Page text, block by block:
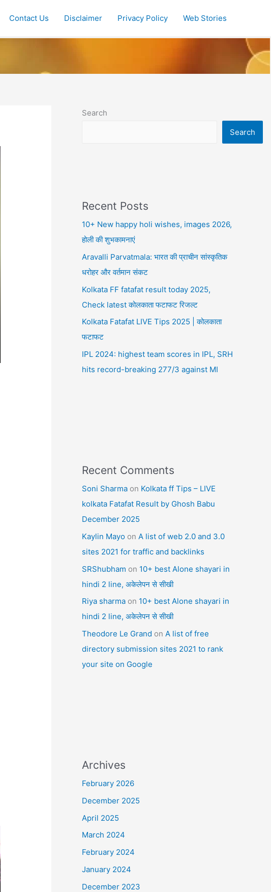
Contact Us Disclaimer Privacy Policy Web Stories
Search
Search
Recent Posts
10+ New happy holi wishes, images 2026,
होली की शुभकामनाएं
Aravalli Parvatmala: भारत की प्राचीन सांस्कृतिक
धरोहर और वर्तमान संकट
Kolkata FF fatafat result today 2025,
Check latest कोलकाता फटाफट रिजल्ट
Kolkata Fatafat LIVE Tips 2025 | कोलकाता
फटाफट
IPL 2024: highest team scores in IPL, SRH
hits record-breaking 277/3 against MI
Recent Comments
Soni Sharma on Kolkata ff Tips – LIVE
kolkata Fatafat Result by Ghosh Babu
December 2025
Kaylin Mayo on A list of web 2.0 and 3.0
sites 2021 for traffic and backlinks
SRShubham on 10+ best Alone shayari in
hindi 2 line, अकेलेपन से सीखी
Riya sharma on 10+ best Alone shayari in
hindi 2 line, अकेलेपन से सीखी
Theodore Le Grand on A list of free
directory submission sites 2021 to rank
your site on Google
Archives
February 2026
December 2025
April 2025
March 2024
February 2024
January 2024
December 2023